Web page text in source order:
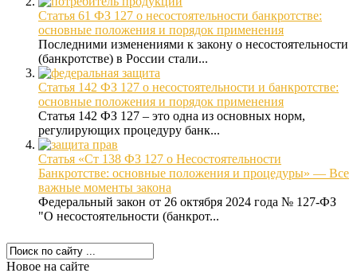
Статья 61 ФЗ 127 о несостоятельности банкротстве:
основные положения и порядок применения
Последними изменениями к закону о несостоятельности
(банкротстве) в России стали...
Статья 142 ФЗ 127 о несостоятельности и банкротстве:
основные положения и порядок применения
Статья 142 ФЗ 127 – это одна из основных норм,
регулирующих процедуру банк...
Статья «Ст 138 ФЗ 127 о Несостоятельности
Банкротстве: основные положения и процедуры» — Все
важные моменты закона
Федеральный закон от 26 октября 2024 года № 127-ФЗ
"О несостоятельности (банкрот...
Новое на сайте